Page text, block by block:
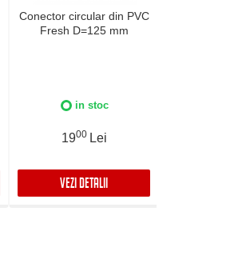
Conector circular din PVC
Fresh D=125 mm
in stoc
1900 Lei
VEZI DETALII